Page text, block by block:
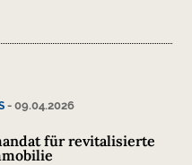
- 09.04.2026
für revitalisierte